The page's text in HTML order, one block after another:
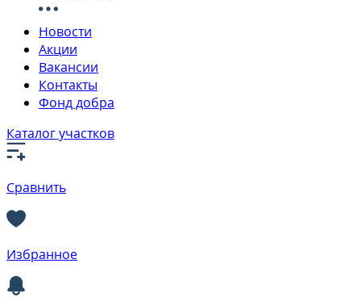
Новости
Акции
Вакансии
Контакты
Фонд добра
Каталог участков
Сравнить
Избранное